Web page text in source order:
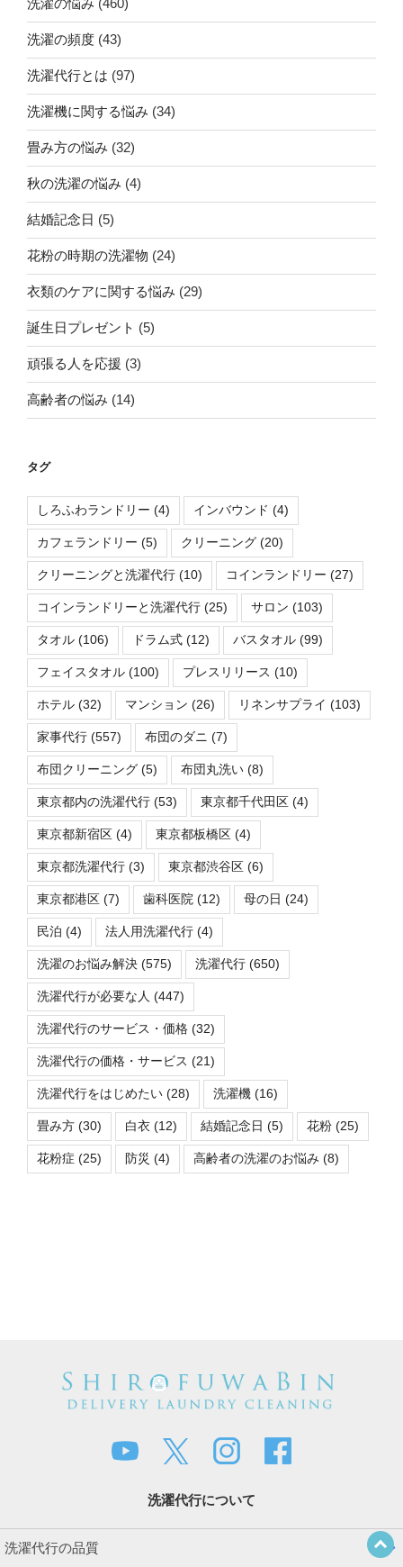
洗濯の悩み (460)
洗濯の頻度 (43)
洗濯代行とは (97)
洗濯機に関する悩み (34)
畳み方の悩み (32)
秋の洗濯の悩み (4)
結婚記念日 (5)
花粉の時期の洗濯物 (24)
衣類のケアに関する悩み (29)
誕生日プレゼント (5)
頑張る人を応援 (3)
高齢者の悩み (14)
タグ
しろふわランドリー (4) インバウンド (4)
カフェランドリー (5) クリーニング (20)
クリーニングと洗濯代行 (10) コインランドリー (27)
コインランドリーと洗濯代行 (25) サロン (103)
タオル (106) ドラム式 (12) バスタオル (99)
フェイスタオル (100) プレスリリース (10)
ホテル (32) マンション (26) リネンサプライ (103)
家事代行 (557) 布団のダニ (7)
布団クリーニング (5) 布団丸洗い (8)
東京都内の洗濯代行 (53) 東京都千代田区 (4)
東京都新宿区 (4) 東京都板橋区 (4)
東京都洗濯代行 (3) 東京都渋谷区 (6)
東京都港区 (7) 歯科医院 (12) 母の日 (24)
民泊 (4) 法人用洗濯代行 (4)
洗濯のお悩み解決 (575) 洗濯代行 (650)
洗濯代行が必要な人 (447)
洗濯代行のサービス・価格 (32)
洗濯代行の価格・サービス (21)
洗濯代行をはじめたい (28) 洗濯機 (16)
畳み方 (30) 白衣 (12) 結婚記念日 (5) 花粉 (25)
花粉症 (25) 防災 (4) 高齢者の洗濯のお悩み (8)
洗濯代行について
洗濯代行の品質